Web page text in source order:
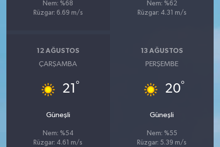
Nem: %68
Rüzgar: 6.69 m/s
Nem: %62
Rüzgar: 4.31 m/s
12 AĞUSTOS
ÇARŞAMBA
21 °
Güneşli
Nem: %54
Rüzgar: 4.61 m/s
13 AĞUSTOS
PERŞEMBE
20°
Güneşli
Nem: %55
Rüzgar: 5.39 m/s